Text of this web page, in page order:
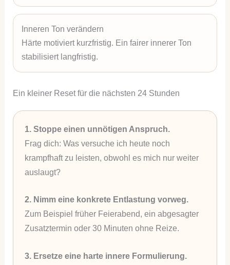
Inneren Ton verändern
Härte motiviert kurzfristig. Ein fairer innerer Ton
stabilisiert langfristig.
Ein kleiner Reset für die nächsten 24 Stunden
1. Stoppe einen unnötigen Anspruch.
Frag dich: Was versuche ich heute noch
krampfhaft zu leisten, obwohl es mich nur weiter
auslaugt?
2. Nimm eine konkrete Entlastung vorweg.
Zum Beispiel früher Feierabend, ein abgesagter
Zusatztermin oder 30 Minuten ohne Reize.
3. Ersetze eine harte innere Formulierung.